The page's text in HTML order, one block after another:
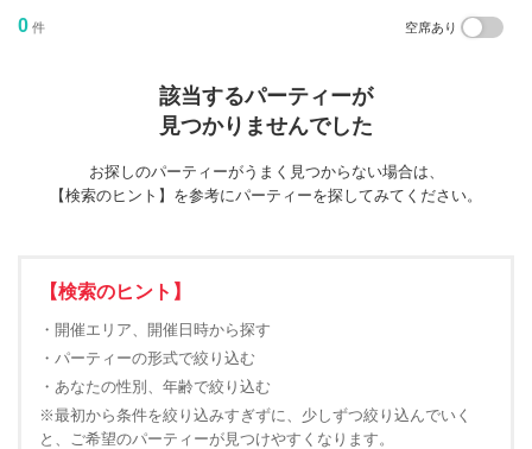
0 件 空席あり
該当するパーティーが
見つかりませんでした
お探しのパーティーがうまく見つからない場合は、
【検索のヒント】を参考にパーティーを探してみてください。
【検索のヒント】
・開催エリア、開催日時から探す
・パーティーの形式で絞り込む
・あなたの性別、年齢で絞り込む
※最初から条件を絞り込みすぎずに、少しずつ絞り込んでいく
と、ご希望のパーティーが見つけやすくなります。